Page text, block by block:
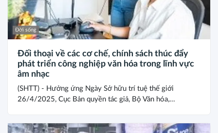
Đời sống
Đối thoại về các cơ chế, chính sách thúc đẩy
phát triển công nghiệp văn hóa trong lĩnh vực
âm nhạc
(SHTT) - Hưởng ứng Ngày Sở hữu trí tuệ thế giới
26/4/2025, Cục Bản quyền tác giả, Bộ Văn hóa,...